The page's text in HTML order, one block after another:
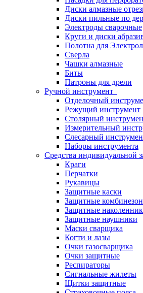
Диски алмазные
Диски пильные по
Электроды сварочные
Круги и диски
Полотна для
Сверла
Чашки алмазные
Биты
Патроны для дрели
Ручной инструмент
Отделочный
Режущий инструмент
Столярный
Измерительный
Слесарный
Наборы инструмента
Средства индивидуальной
Краги
Перчатки
Рукавицы
Защитные каски
Защитные
Защитные
Защитные наушники
Маски сварщика
Когти и лазы
Очки газосварщика
Очки защитные
Респираторы
Сигнальные жилеты
Щитки защитные